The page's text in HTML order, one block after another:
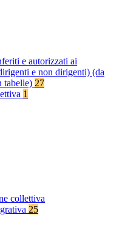
e autorizzati ai
e non dirigenti) (da
tabelle) 27
1
collettiva
25